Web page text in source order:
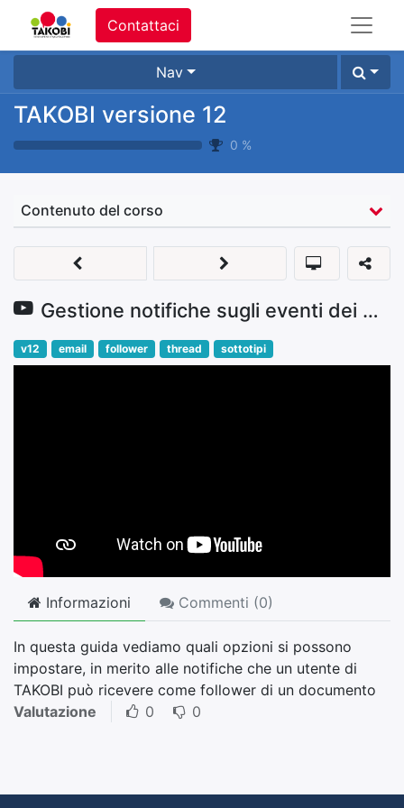
Contattaci
Nav
TAKOBI versione 12
0 %
Contenuto del corso
Gestione notifiche sugli eventi dei documenti
v12 email follower thread sottotipi
Informazioni Commenti (0)
In questa guida vediamo quali opzioni si possono
impostare, in merito alle notifiche che un utente di
TAKOBI può ricevere come follower di un documento
Valutazione
0 0